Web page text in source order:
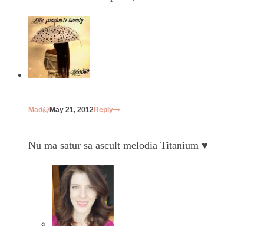
Mad@ May 21, 2012Reply
Nu ma satur sa ascult melodia Titanium ♥